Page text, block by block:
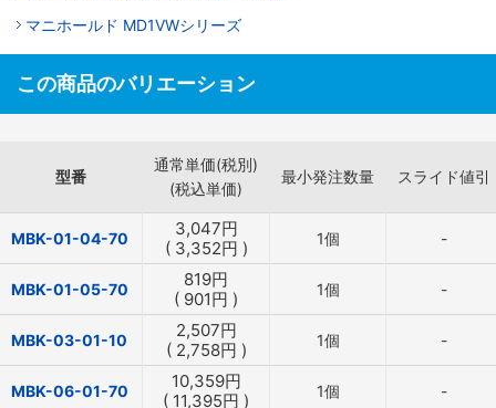
マニホールド MD1VWシリーズ
この商品のバリエーション
型番
通常単価(税別)
(税込単価)
最小発注数量 スライド値引
MBK-01-04-70 3,047円
( 3,352円 ) 1個 -
MBK-01-05-70 819円
( 901円 ) 1個 -
MBK-03-01-10 2,507円
( 2,758円 ) 1個 -
MBK-06-01-70 10,359円
( 11,395円 ) 1個 -